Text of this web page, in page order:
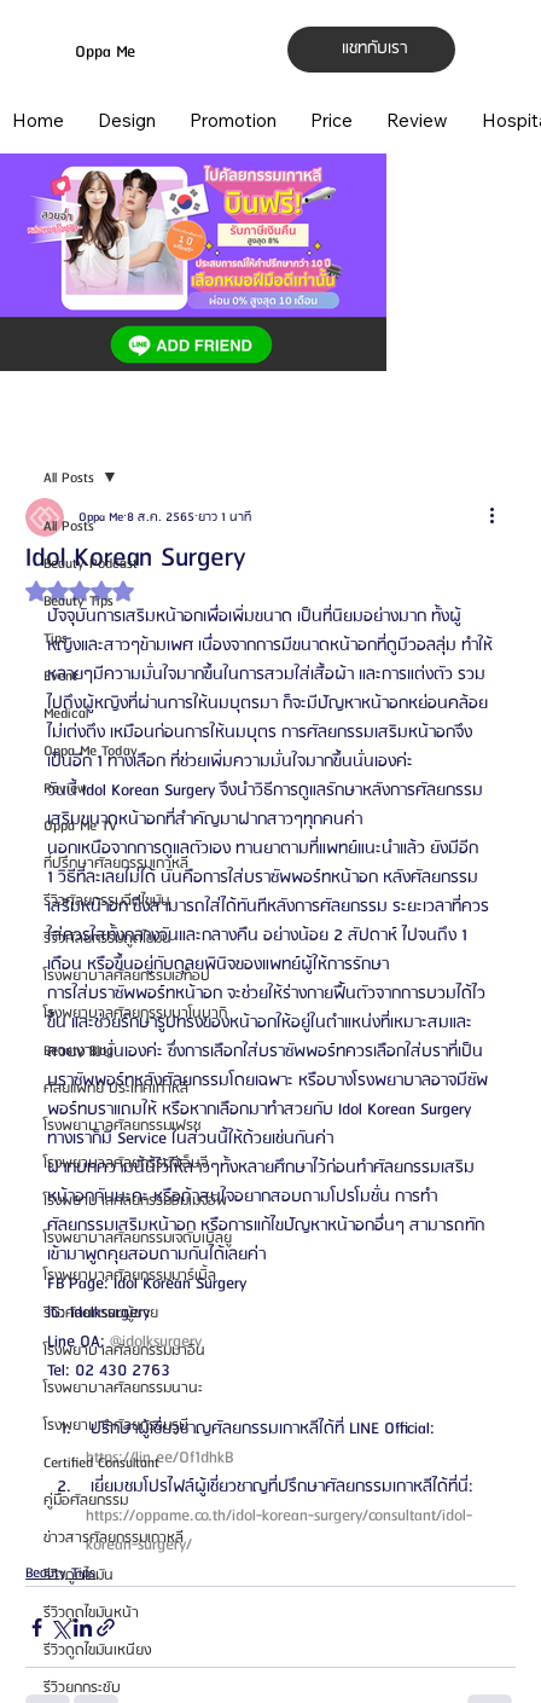
แชทกับเรา
Oppa Me
Home Design Promotion Price Review
All Posts
Beauty Podcast
Beauty Tips
Tips
Event
Medical
Oppa Me Today
Review
Oppa Me TV
ที่ปรึกษาศัลยกรรมเกาหลี
รีวิวศัลยกรรมฉีดไขมัน
รีวิวศัลยกรรมดูดไขมัน
โรงพยาบาลศัลยกรรมเอท็อป
โรงพยาบาลศัลยกรรมบาโนบากิ
Beauty Blog
ศัลยแพทย์ ประเทศเกาหลี
โรงพยาบาลศัลยกรรมเฟรช
โรงพยาบาลศัลยกรรมจีเอ็นจี
โรงพยาบาลศัลยกรรมอิมเมจอัพ
โรงพยาบาลศัลยกรรมเจดับเบิลยู
โรงพยาบาลศัลยกรรมมาร์เบิ้ล
รีวิวศัลยกรรมผู้ชาย
โรงพยาบาลศัลยกรรมมาอิน
โรงพยาบาลศัลยกรรมนานะ
โรงพยาบาลศัลยกรรมรูบี
Certified Consultant
คู่มือศัลยกรรม
ข่าวสารศัลยกรรมเกาหลี
รีวิวดูดไขมัน
รีวิวดูดไขมันหน้า
รีวิวดูดไขมันเหนียง
รีวิวยกกระชับ
All Posts
Idol Korean Surgery
Oppa Me8 ส.ค. 2565 ยาว 1 นาที
ได้รับ NaN เต็ม 5 ดาว
ปัจจุบันการเสริมหน้าอกเพื่อเพิ่มขนาด เป็นที่นิยมอย่างมาก ทั้งผู้
หญิงและสาวๆข้ามเพศ เนื่องจากการมีขนาดหน้าอกที่ดูมีวอลลุ่ม ทำให้
หลายๆมีความมั่นใจมากขึ้นในการสวมใส่เสื้อผ้า และการแต่งตัว รวม
ไปถึงผู้หญิงที่ผ่านการให้นมบุตรมา ก็จะมีปัญหาหน้าอกหย่อนคล้อย
ไม่เต่งตึง เหมือนก่อนการให้นมบุตร การศัลยกรรมเสริมหน้าอกจึง
เป็นอีก 1 ทางเลือก ที่ช่วยเพิ่มความมั่นใจมากขึ้นนั่นเองค่ะ
วันนี้ Idol Korean Surgery จึงนำวิธีการดูแลรักษาหลังการศัลยกรรม
เสริมขนาดหน้าอกที่สำคัญมาฝากสาวๆทุกคนค่า
นอกเหนือจากการดูแลตัวเอง ทานยาตามที่แพทย์แนะนำแล้ว ยังมีอีก
1 วิธีที่ละเลยไม่ได้ นั่นคือการใส่บราซัพพอร์ทหน้าอก หลังศัลยกรรม
เสริมหน้าอก ซึ่งสามารถใส่ได้ทันทีหลังการศัลยกรรม ระยะเวลาที่ควร
ใส่ควรใสทั้งกลางวันและกลางคืน อย่างน้อย 2 สัปดาห์ ไปจนถึง 1
เดือน หรือขึ้นอยู่กับดุลยพินิจของแพทย์ผู้ให้การรักษา
การใส่บราซัพพอร์ทหน้าอก จะช่วยให้ร่างกายฟื้นตัวจากการบวมได้ไว
ขึ้น และช่วยรักษารูปทรงของหน้าอกให้อยู่ในตำแหน่งที่เหมาะสมและ
สวยงามนั่นเองค่ะ ซึ่งการเลือกใส่บราซัพพอร์ทควรเลือกใส่บราที่เป็น
บราซัพพอร์ทหลังศัลยกรรมโดยเฉพาะ หรือบางโรงพยาบาลอาจมีซัพ
พอร์ทบราแถมให้ หรือหากเลือกมาทำสวยกับ Idol Korean Surgery
ทางเราก็มี Service ในส่วนนี้ให้ด้วยเช่นกันค่า
ฝากบทความนี้นี้ไว้ให้สาวๆทั้งหลายศึกษาไว้ก่อนทำศัลยกรรมเสริม
หน้าอกกันนะคะ หรือถ้าสนใจอยากสอบถามโปรโมชั่น การทำ
ศัลยกรรมเสริมหน้าอก หรือการแก้ไขปัญหาหน้าอกอื่นๆ สามารถทัก
เข้ามาพูดคุยสอบถามกันได้เลยค่า
FB Page: Idol Korean Surgery
IG: Idolksurgery
Line OA: @idolksurgery
Tel: 02 430 2763
ปรึกษาผู้เชี่ยวชาญศัลยกรรมเกาหลีได้ที่ LINE Official:
https://lin.ee/Of1dhkB
เยี่ยมชมโปรไฟล์ผู้เชี่ยวชาญที่ปรึกษาศัลยกรรมเกาหลีได้ที่นี่:
https://oppame.co.th/idol-korean-surgery/consultant/idol-
korean-surgery/
Beauty Tips